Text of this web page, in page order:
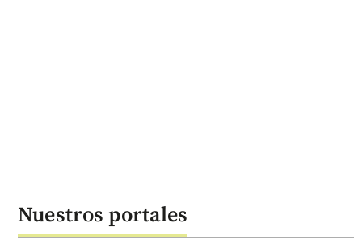
Nuestros portales